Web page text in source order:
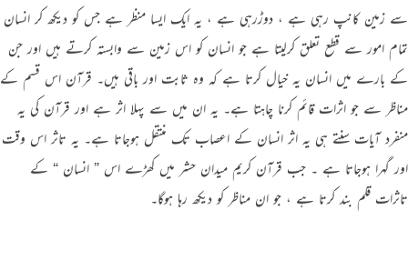
سے زمین کانپ رہی ہے ، دوڑرہی ہے ، یہ ایک ایسا منظر ہے جس کو دیکھ کر انسان
تمام امور سے قطع تعلق کرلیتا ہے جو انسان کو اس زمین سے وابستہ کرتے ہیں اور جن
کے بارے میں انسان یہ خیال کرتا ہے کہ وہ ثابت اور باقی ہیں۔ قرآن اس قسم کے
مناظر سے جو اثرات قائم کرنا چاہتا ہے۔ یہ ان میں سے پہلا اثر ہے اور قرآن کی یہ
منفرد آیات سنتے ہی یہ اثر انسان کے اعصاب تک منتقل ہوجاتا ہے۔ یہ تاثر اس وقت
اور گہرا ہوجاتا ہے ۔ جب قرآن کریم میدان حشر میں کھڑے اس ” انسان “ کے
تاثرات قلم بند کرتا ہے ، جو ان مناظر کو دیکھ رہا ہوگا۔